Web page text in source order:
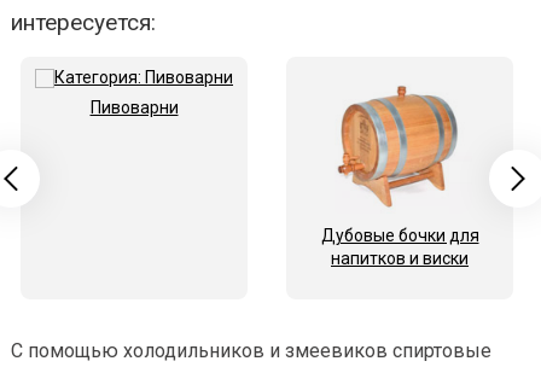
интересуется:
Пивоварни
Дубовые бочки для
напитков и виски
С помощью холодильников и змеевиков спиртовые